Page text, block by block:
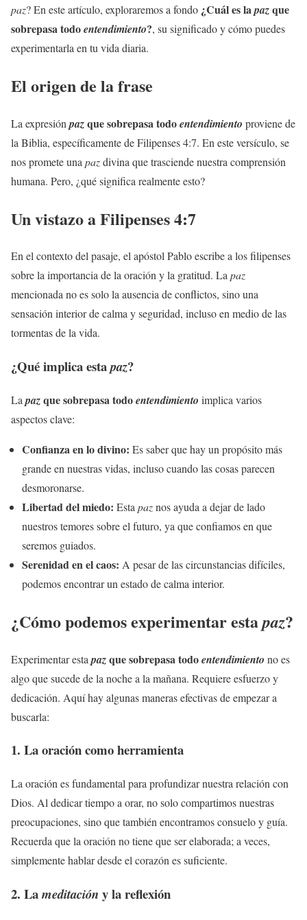
paz? En este artículo, exploraremos a fondo ¿Cuál es lapazque
sobrepasa todoentendimiento?, su significado y cómo puedes
experimentarla en tu vida diaria.
El origen de la frase
La expresión pazque sobrepasa todoentendimiento proviene de
la Biblia, específicamente de Filipenses 4:7. En este versículo, se
nos promete una pazdivina que trasciende nuestra comprensión
humana. Pero, ¿qué significa realmente esto?
Un vistazo a Filipenses 4:7
En el contexto del pasaje, el apóstol Pablo escribe a los filipenses
sobre la importancia de la oración y la gratitud. Lapaz
mencionada no es solo la ausencia de conflictos, sino una
sensación interior de calma y seguridad, incluso en medio de las
tormentas de la vida.
¿Qué implica estapaz?
La pazque sobrepasa todoentendimiento implica varios
aspectos clave:
Confianza en lo divino: Es saber que hay un propósito más
grande en nuestras vidas, incluso cuando las cosas parecen
desmoronarse.
Libertad del miedo: Esta paznos ayuda a dejar de lado
nuestros temores sobre el futuro, ya que confiamos en que
seremos guiados.
Serenidad en el caos: A pesar de las circunstancias difíciles,
podemos encontrar un estado de calma interior.
¿Cómo podemos experimentar estapaz?
Experimentar esta pazque sobrepasa todoentendimiento no es
algo que sucede de la noche a la mañana. Requiere esfuerzo y
dedicación. Aquí hay algunas maneras efectivas de empezar a
buscarla:
1. La oración como herramienta
La oración es fundamental para profundizar nuestra relación con
Dios. Al dedicar tiempo a orar, no solo compartimos nuestras
preocupaciones, sino que también encontramos consuelo y guía.
Recuerda que la oración no tiene que ser elaborada; a veces,
simplemente hablar desde el corazón es suficiente.
2. Lameditación y la reflexión